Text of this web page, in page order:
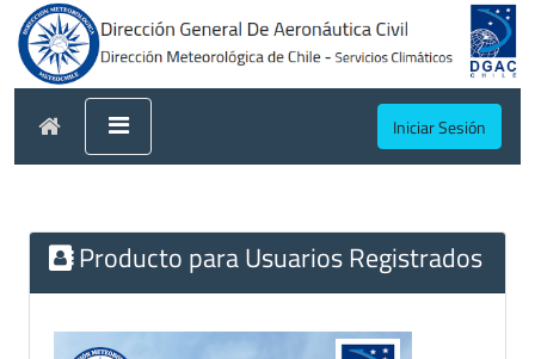
Iniciar Sesión
Producto para Usuarios Registrados